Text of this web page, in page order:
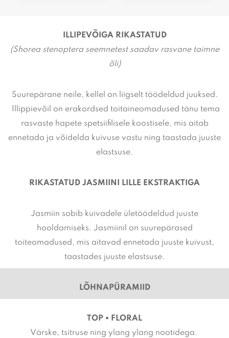
ILLIPEVÕIGA RIKASTATUD
(Shorea stenoptera seemnetest saadav rasvane taimne
õli)
Suurepärane neile, kellel on liigselt töödeldud juuksed.
Illippievõil on erakordsed toitaineomadused tänu tema
rasvaste hapete spetsiifilisele koostisele, mis aitab
ennetada ja võidelda kuivuse vastu ning taastada juuste
elastsuse.
RIKASTATUD JASMIINI LILLE EKSTRAKTIGA
Jasmiin sobib kuivadele ületöödeldud juuste
hooldamiseks. Jasmiinil on suurepärased
toiteomadused, mis aitavad ennetada juuste kuivust,
taastades juuste elastsuse.
LÕHNAPÜRAMIID
TOP • FLORAL
Värske, tsitruse ning ylang ylang nootidega.